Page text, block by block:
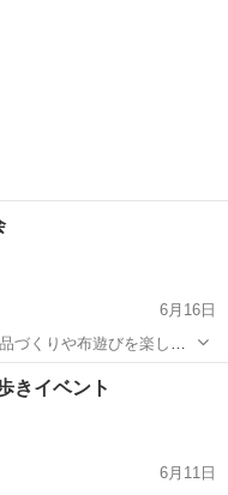
6月16日
づくりや布遊びを楽しん
会場
きイベント
6月11日